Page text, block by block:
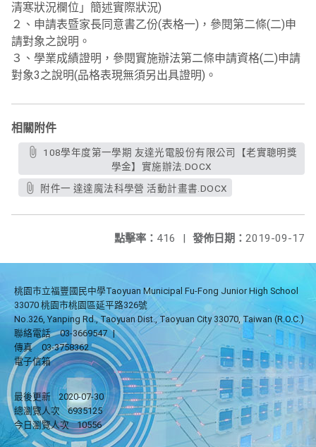
清寒狀況欄位」簡述實際狀況)
２、申請表暨家長同意書乙份(表格一)，參閱第二條(二)申
請對象之說明。
３、學業成績證明，參閱實施辦法第二條申請資格(二)申請
對象3之說明(品格表現無須另出具證明)。
相關附件
學金】實施辦法.DOCX
附件一 達達魔法科學營 活動計畫書.DOCX
發佈日期： 2019-09-17
點擊率： 416 |
桃園市立福豐國民中學Taoyuan Municipal Fu-Fong Junior High School
33070 桃園市桃園區延平路326號
No.326, Yanping Rd., Taoyuan Dist., Taoyuan City 33070, Taiwan (R.O.C.)
聯絡電話
03-3669547 |
傳真
03-3758362
電子信箱
最後更新
2020-07-30
總瀏覽人次
6935125
今日瀏覽人次
10556